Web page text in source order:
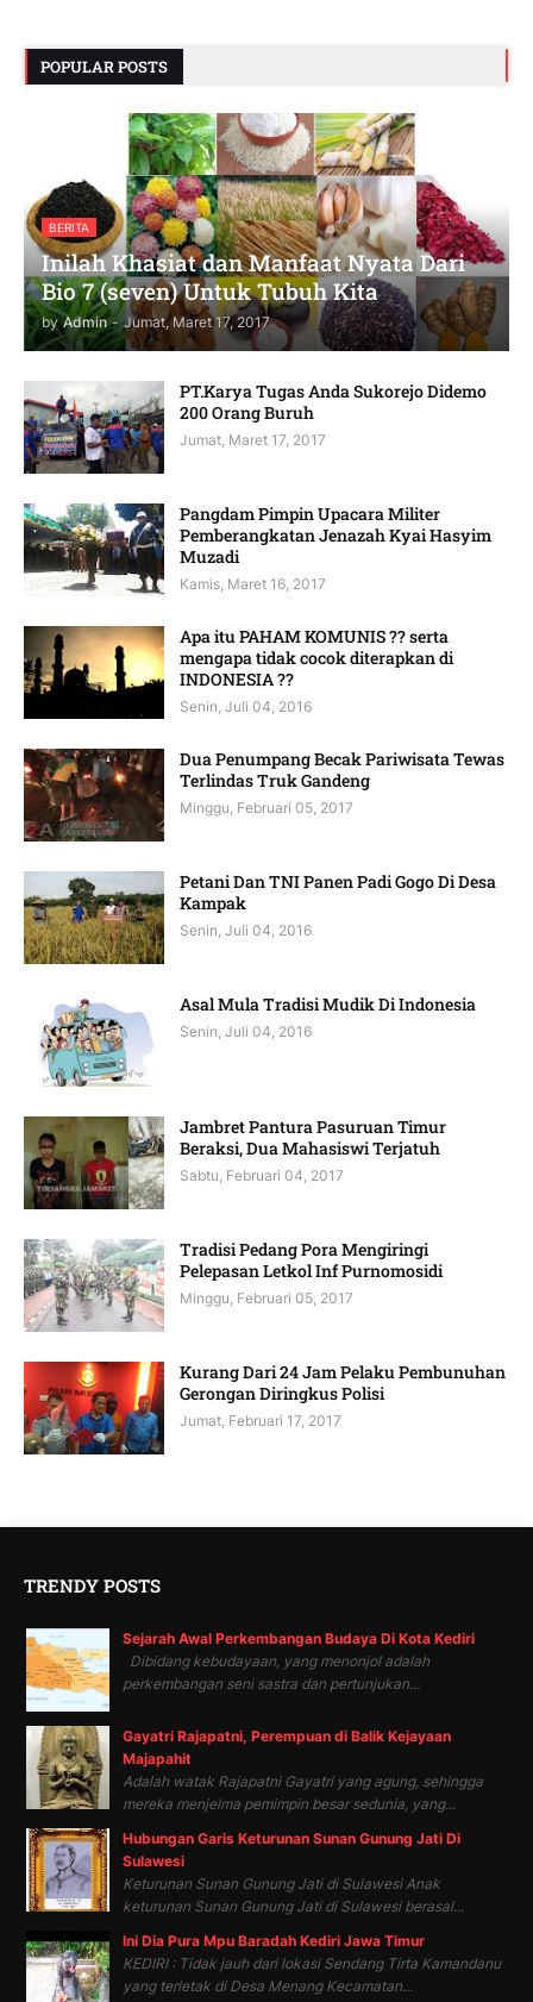
POPULAR POSTS
BERITA
Inilah Khasiat dan Manfaat Nyata Dari
Bio 7 (seven) Untuk Tubuh Kita
by Admin - Jumat, Maret 17, 2017
PT.Karya Tugas Anda Sukorejo Didemo
200 Orang Buruh
Jumat, Maret 17, 2017
Pangdam Pimpin Upacara Militer
Pemberangkatan Jenazah Kyai Hasyim
Muzadi
Kamis, Maret 16, 2017
Apa itu PAHAM KOMUNIS ?? serta
mengapa tidak cocok diterapkan di
INDONESIA ??
Senin, Juli 04, 2016
Dua Penumpang Becak Pariwisata Tewas
Terlindas Truk Gandeng
Minggu, Februari 05, 2017
Petani Dan TNI Panen Padi Gogo Di Desa
Kampak
Senin, Juli 04, 2016
Asal Mula Tradisi Mudik Di Indonesia
Senin, Juli 04, 2016
Jambret Pantura Pasuruan Timur
Beraksi, Dua Mahasiswi Terjatuh
Sabtu, Februari 04, 2017
Tradisi Pedang Pora Mengiringi
Pelepasan Letkol Inf Purnomosidi
Minggu, Februari 05, 2017
Kurang Dari 24 Jam Pelaku Pembunuhan
Gerongan Diringkus Polisi
Jumat, Februari 17, 2017
TRENDY POSTS
Sejarah Awal Perkembangan Budaya Di Kota Kediri
Dibidang kebudayaan, yang menonjol adalah
perkembangan seni sastra dan pertunjukan...
Gayatri Rajapatni, Perempuan di Balik Kejayaan
Majapahit
Adalah watak Rajapatni Gayatri yang agung, sehingga
mereka menjelma pemimpin besar sedunia, yang...
Hubungan Garis Keturunan Sunan Gunung Jati Di
Sulawesi
Keturunan Sunan Gunung Jati di Sulawesi Anak
keturunan Sunan Gunung Jati di Sulawesi berasal...
Ini Dia Pura Mpu Baradah Kediri Jawa Timur
KEDIRI : Tidak jauh dari lokasi Sendang Tirta Kamandanu
yang terletak di Desa Menang Kecamatan...